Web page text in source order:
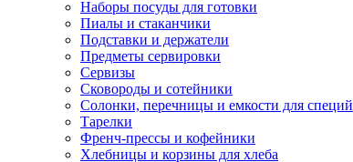
Наборы посуды для готовки
Пиалы и стаканчики
Подставки и держатели
Предметы сервировки
Сервизы
Сковороды и сотейники
Солонки, перечницы и емкости для специй
Тарелки
Френч-прессы и кофейники
Хлебницы и корзины для хлеба